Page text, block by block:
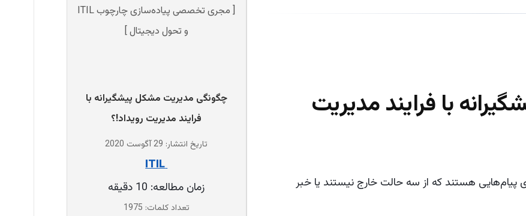
با فرایند مدیریت
هستند که از سه حالت خارج نیستند یا خبر
[ مجری تخصصی پیاده‌سازی چارچوب ITIL
و تحول دیجیتال ]
چگونگی مدیریت مشکل پیشگیرانه با
فرایند مدیریت رویداد!؟
تاریخ انتشار: 29 آگوست 2020
‌ ITIL
زمان مطالعه: 10 دقیقه
تعداد کلمات: 1975